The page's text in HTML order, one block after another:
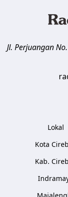
Jl. Perjuangan
Lokal
Kota
Kab.